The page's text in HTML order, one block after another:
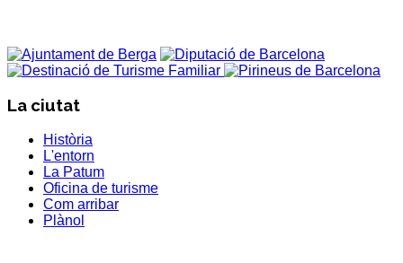
La ciutat
Història
L'entorn
La Patum
Oficina de turisme
Com arribar
Plànol